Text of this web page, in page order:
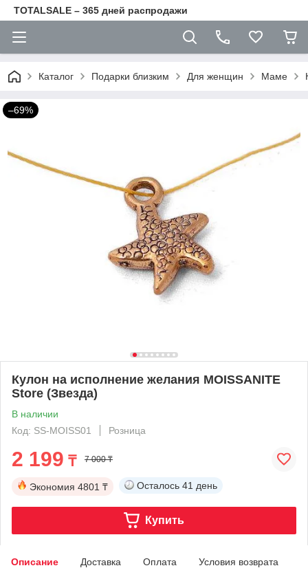
TOTALSALE – 365 дней распродажи
Каталог Подарки близким Для женщин Маме
–69%
Кулон на исполнение желания MOISSANITE
Store (Звезда)
В наличии
Код: SS-MOISS01
Розница
2 199 ₸ 7 000 ₸
Экономия 4801 ₸ Осталось 41 день
Купить
Описание Доставка Оплата Условия возврата